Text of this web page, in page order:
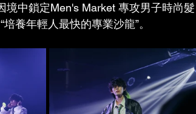
境中鎖定Men's Market 專攻男子時尚髮
養年輕人最快的專業沙龍”。